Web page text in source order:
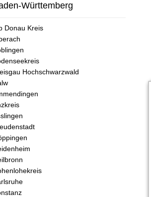
Württemberg
Donau Kreis
Hochschwarzwald